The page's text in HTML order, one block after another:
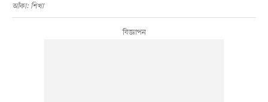
আঁকা: শিখা